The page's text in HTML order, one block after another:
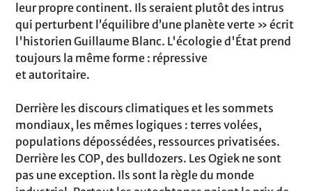
leur propre continent. Ils seraient plutôt des intrus
qui perturbent l’équilibre d’une planète verte » écrit
l'historien Guillaume Blanc. L'écologie d'État prend
toujours la même forme : répressive
et autoritaire.
Derrière les discours climatiques et les sommets
mondiaux, les mêmes logiques : terres volées,
populations dépossédées, ressources privatisées.
Derrière les COP, des bulldozers. Les Ogiek ne sont
pas une exception. Ils sont la règle du monde